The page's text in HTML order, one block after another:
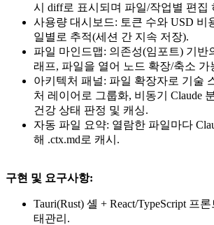
시 diff로 표시되며 파일/작업별 편집
사용량 대시보드: 토큰 수와 USD 비
일별로 추적(세션 간 지속 저장).
파일 마인드맵: 의존성(임포트) 기반
래프, 파일을 열어 노드 확장/축소 가
아키텍처 패널: 파일 확장자로 기술
처 레이어로 그룹화, 비동기 Claude
건강 상태 판정 및 캐싱.
자동 파일 요약: 열람한 파일마다
해 .ctx.md로 캐시.
구현 및 요구사항:
Tauri(Rust) 셸 + React/TypeScript 프
태관리.